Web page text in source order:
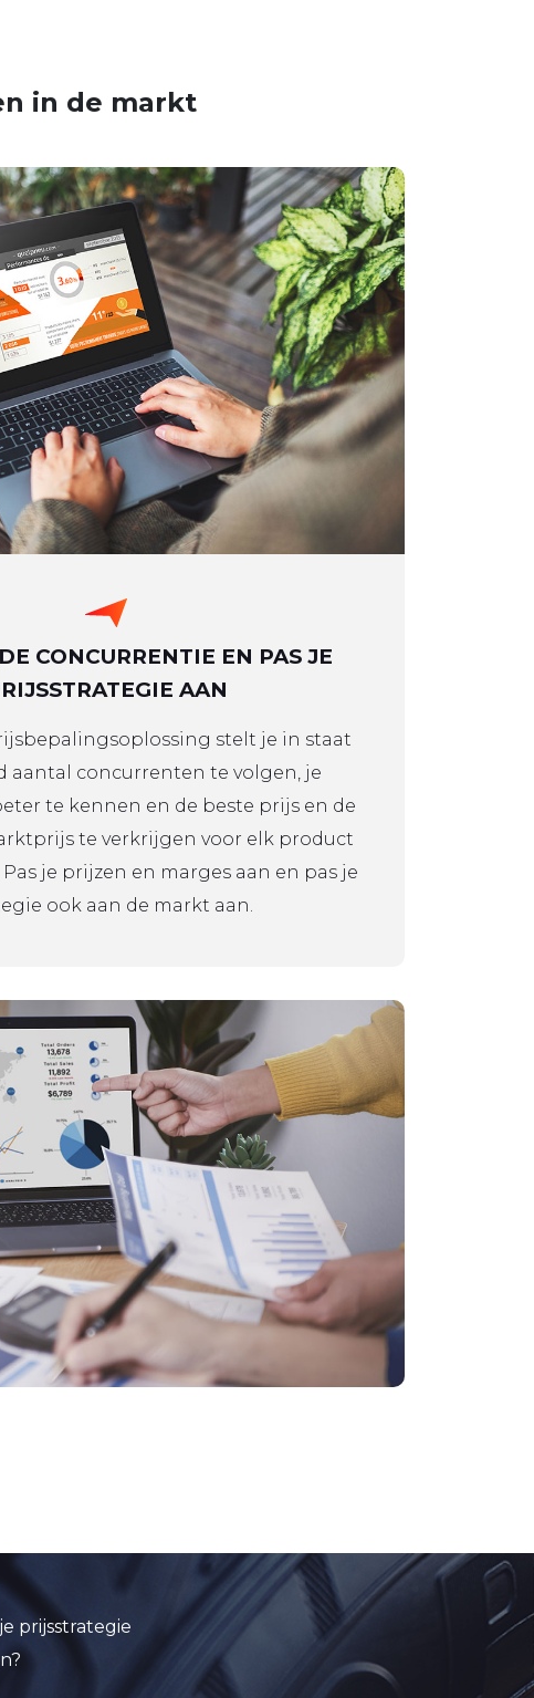
in de markt
CONCURRENTIE EN PAS JE
AAN
stelt je in staat
aantal concurrenten te volgen, je
te kennen en de beste prijs en de
te verkrijgen voor elk product
je prijzen en marges aan en pas je
ook aan de markt aan.
prijsstrategie